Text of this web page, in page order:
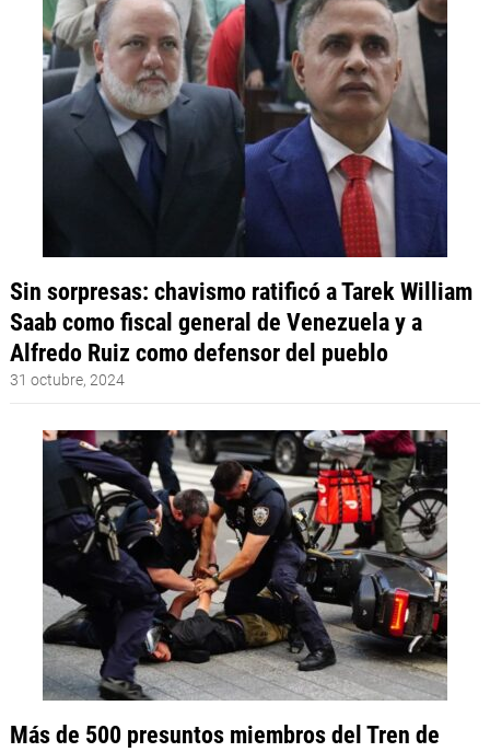
Sin sorpresas: chavismo ratificó a Tarek William
Saab como fiscal general de Venezuela y a
Alfredo Ruiz como defensor del pueblo
31 octubre, 2024
Más de 500 presuntos miembros del Tren de